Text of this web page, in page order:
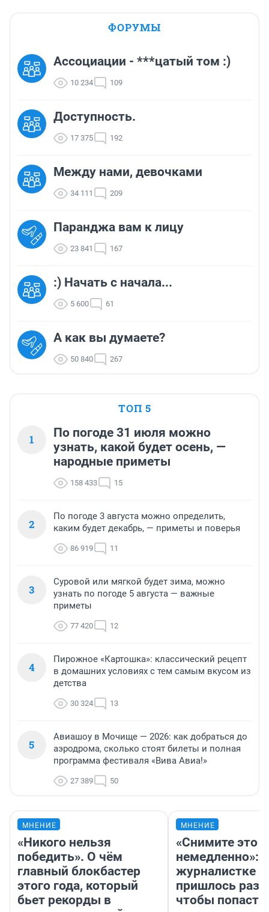
ФОРУМЫ
Ассоциации - ***цатый том :)
10 234 109
Доступность.
17 375 192
Между нами, девочками
34 111 209
Паранджа вам к лицу
23 841 167
:) Начать с начала...
5 600 61
А как вы думаете?
50 840 267
ТОП 5
1
По погоде 31 июля можно
узнать, какой будет осень, —
народные приметы
158 433 15
2
По погоде 3 августа можно определить,
каким будет декабрь, — приметы и поверья
86 919 11
3
Суровой или мягкой будет зима, можно
узнать по погоде 5 августа — важные
приметы
77 420 12
4
Пирожное «Картошка»: классический рецепт
в домашних условиях с тем самым вкусом из
детства
30 324 13
5
Авиашоу в Мочище — 2026: как добраться до
аэродрома, сколько стоят билеты и полная
программа фестиваля «Вива Авиа!»
27 389 50
МНЕНИЕ
«Никого нельзя
победить». О чём
главный блокбастер
этого года, который
бьет рекорды в
МНЕНИЕ
«Снимите это
немедленно»:
журналистке
пришлось
чтобы попасть